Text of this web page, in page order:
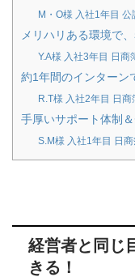
M・O様 入社1年目
メリハリある環境で
Y.A様 入社3年目 日商
約1年間のインターン
R.T様 入社2年目 日商
手厚いサポート体制
S.M様 入社1年目 日
経営者と同じ
きる！